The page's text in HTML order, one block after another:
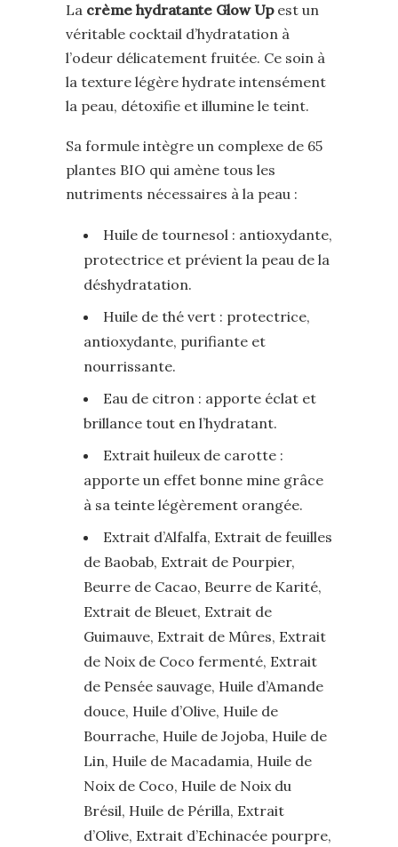
La crème hydratante Glow Upest un
véritable cocktail d’hydratation à
l’odeur délicatement fruitée. Ce soin à
la texture légère hydrate intensément
la peau, détoxifie et illumine le teint.
Sa formule intègre un complexe de 65
plantes BIO qui amène tous les
nutriments nécessaires à la peau :
Huile de tournesol : antioxydante,
protectrice et prévient la peau de la
déshydratation.
Huile de thé vert : protectrice,
antioxydante, purifiante et
nourrissante.
Eau de citron : apporte éclat et
brillance tout en l’hydratant.
Extrait huileux de carotte :
apporte un effet bonne mine grâce
à sa teinte légèrement orangée.
Extrait d’Alfalfa, Extrait de feuilles
de Baobab, Extrait de Pourpier,
Beurre de Cacao, Beurre de Karité,
Extrait de Bleuet, Extrait de
Guimauve, Extrait de Mûres, Extrait
de Noix de Coco fermenté, Extrait
de Pensée sauvage, Huile d’Amande
douce, Huile d’Olive, Huile de
Bourrache, Huile de Jojoba, Huile de
Lin, Huile de Macadamia, Huile de
Noix de Coco, Huile de Noix du
Brésil, Huile de Périlla, Extrait
d’Olive, Extrait d’Echinacée pourpre,